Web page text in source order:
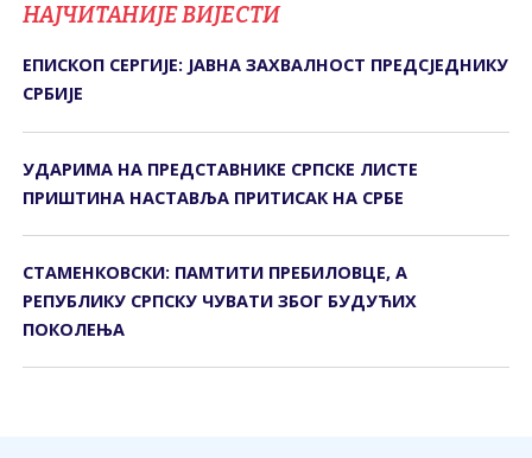
НАЈЧИТАНИЈЕ ВИЈЕСТИ
ЕПИСКОП СЕРГИЈЕ: ЈАВНА ЗАХВАЛНОСТ ПРЕДСЈЕДНИКУ
СРБИЈЕ
УДАРИМА НА ПРЕДСТАВНИКЕ СРПСКЕ ЛИСТЕ
ПРИШТИНА НАСТАВЉА ПРИТИСАК НА СРБЕ
СТАМЕНКОВСКИ: ПАМТИТИ ПРЕБИЛОВЦЕ, А
РЕПУБЛИКУ СРПСКУ ЧУВАТИ ЗБОГ БУДУЋИХ
ПОКОЛЕЊА